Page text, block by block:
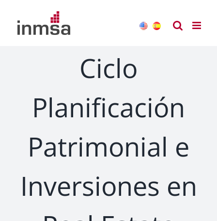
contenido
Ciclo
Planificación
Patrimonial e
Inversiones en